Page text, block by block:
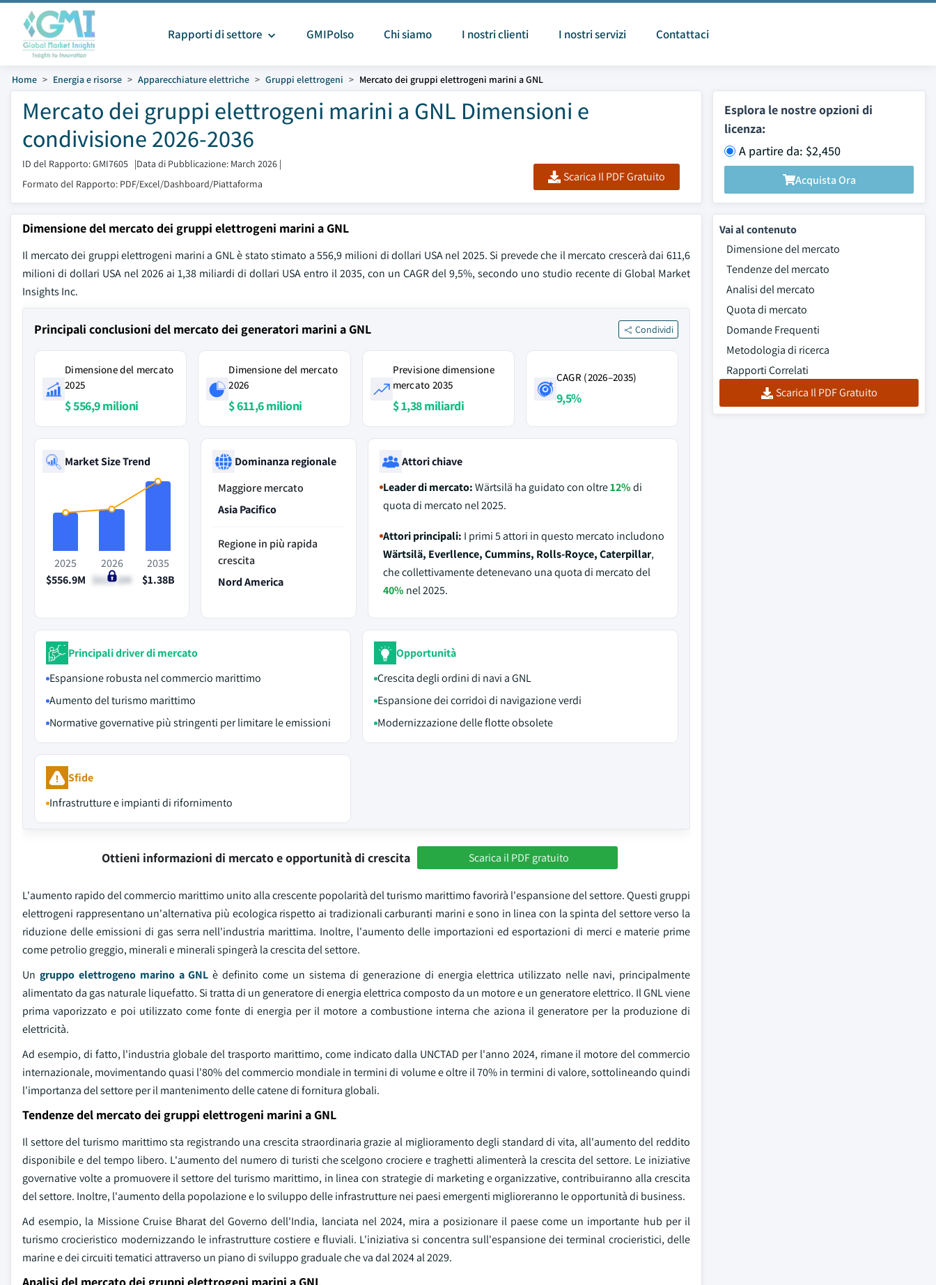
Rapporti di settore GMIPolso Chi siamo I nostri clienti I nostri servizi Contattaci
Home Energia e risorse Apparecchiature elettriche Gruppi elettrogeni Mercato dei gruppi elettrogeni marini a GNL
Mercato dei gruppi elettrogeni marini a GNL Dimensioni e
condivisione 2026-2036
ID del Rapporto: GMI7605 |Data di Pubblicazione: March 2026 |
Formato del Rapporto: PDF/Excel/Dashboard/Piattaforma
Scarica Il PDF Gratuito
Esplora le nostre opzioni di
licenza:
A partire da: $2,450
Acquista Ora
Dimensione del mercato dei gruppi elettrogeni marini a GNL
Il mercato dei gruppi elettrogeni marini a GNL è stato stimato a 556,9 milioni di dollari USA nel 2025. Si prevede che il mercato crescerà dai 611,6
milioni di dollari USA nel 2026 ai 1,38 miliardi di dollari USA entro il 2035, con un CAGR del 9,5%, secondo uno studio recente di Global Market
Insights Inc.
Principali conclusioni del mercato dei generatori marini a GNL Condividi
Dimensione del mercato
2025
$ 556,9 milioni
Dimensione del mercato
2026
$ 611,6 milioni
Previsione dimensione
mercato 2035
$ 1,38 miliardi
CAGR (2026–2035)
9,5%
Market Size Trend
2025
$556.9M
2026
$611.6M
2035
$1.38B
Dominanza regionale
Maggiore mercato
Asia Pacifico
Regione in più rapida
crescita
Nord America
Attori chiave
Leader di mercato:Wärtsilä ha guidato con oltre12%di
quota di mercato nel 2025.
Attori principali: I primi 5 attori in questo mercato includono
Wärtsilä, Everllence, Cummins, Rolls-Royce, Caterpillar,
che collettivamente detenevano una quota di mercato del
40% nel 2025.
Principali driver di mercato
Espansione robusta nel commercio marittimo
Aumento del turismo marittimo
Normative governative più stringenti per limitare le emissioni
Opportunità
Crescita degli ordini di navi a GNL
Espansione dei corridoi di navigazione verdi
Modernizzazione delle flotte obsolete
Sfide
Infrastrutture e impianti di rifornimento
Ottieni informazioni di mercato e opportunità di crescita Scarica il PDF gratuito
L'aumento rapido del commercio marittimo unito alla crescente popolarità del turismo marittimo favorirà l'espansione del settore. Questi gruppi
elettrogeni rappresentano un'alternativa più ecologica rispetto ai tradizionali carburanti marini e sono in linea con la spinta del settore verso la
riduzione delle emissioni di gas serra nell'industria marittima. Inoltre, l'aumento delle importazioni ed esportazioni di merci e materie prime
come petrolio greggio, minerali e minerali spingerà la crescita del settore.
Un gruppo elettrogeno marino a GNL è definito come un sistema di generazione di energia elettrica utilizzato nelle navi, principalmente
alimentato da gas naturale liquefatto. Si tratta di un generatore di energia elettrica composto da un motore e un generatore elettrico. Il GNL viene
prima vaporizzato e poi utilizzato come fonte di energia per il motore a combustione interna che aziona il generatore per la produzione di
elettricità.
Ad esempio, di fatto, l'industria globale del trasporto marittimo, come indicato dalla UNCTAD per l'anno 2024, rimane il motore del commercio
internazionale, movimentando quasi l'80% del commercio mondiale in termini di volume e oltre il 70% in termini di valore, sottolineando quindi
l'importanza del settore per il mantenimento delle catene di fornitura globali.
Tendenze del mercato dei gruppi elettrogeni marini a GNL
Il settore del turismo marittimo sta registrando una crescita straordinaria grazie al miglioramento degli standard di vita, all'aumento del reddito
disponibile e del tempo libero. L'aumento del numero di turisti che scelgono crociere e traghetti alimenterà la crescita del settore. Le iniziative
governative volte a promuovere il settore del turismo marittimo, in linea con strategie di marketing e organizzative, contribuiranno alla crescita
del settore. Inoltre, l'aumento della popolazione e lo sviluppo delle infrastrutture nei paesi emergenti miglioreranno le opportunità di business.
Ad esempio, la Missione Cruise Bharat del Governo dell'India, lanciata nel 2024, mira a posizionare il paese come un importante hub per il
turismo crocieristico modernizzando le infrastrutture costiere e fluviali. L'iniziativa si concentra sull'espansione dei terminal crocieristici, delle
marine e dei circuiti tematici attraverso un piano di sviluppo graduale che va dal 2024 al 2029.
Vai al contenuto
Dimensione del mercato
Tendenze del mercato
Analisi del mercato
Quota di mercato
Domande Frequenti
Metodologia di ricerca
Rapporti Correlati
Scarica Il PDF Gratuito